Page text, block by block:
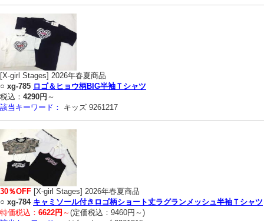
[X-girl Stages] 2026年春夏商品
○ xg-785 ロゴ＆ヒョウ柄BIG半袖Ｔシャツ
税込： 4290円 ～
該当キーワード：
キッズ 9261217
30％OFF [X-girl Stages] 2026年春夏商品
○ xg-784 キャミソール付きロゴ柄ショート丈ラグランメッシュ半袖Ｔシャツ
特価税込： 6622円 ～(定価税込：9460円～)